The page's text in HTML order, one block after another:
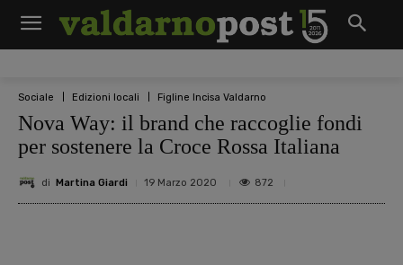
Sociale Edizioni locali Figline Incisa Valdarno
Nova Way: il brand che raccoglie fondi
per sostenere la Croce Rossa Italiana
di Martina Giardi 19 Marzo 2020 872